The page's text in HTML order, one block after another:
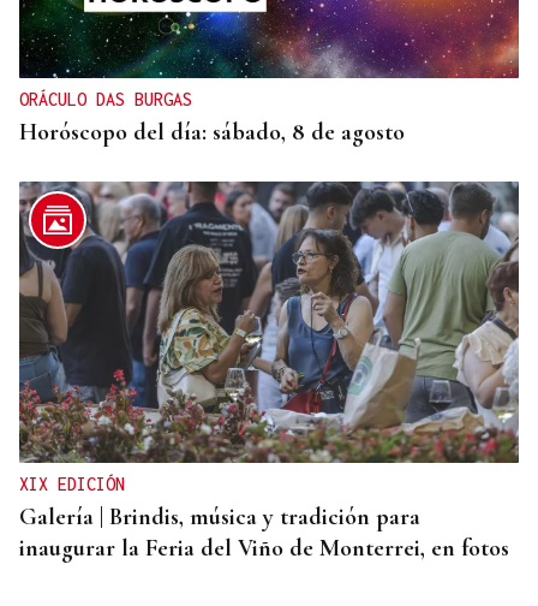
ORÁCULO DAS BURGAS
Horóscopo del día: sábado, 8 de agosto
XIX EDICIÓN
Galería | Brindis, música y tradición para
inaugurar la Feria del Viño de Monterrei, en fotos